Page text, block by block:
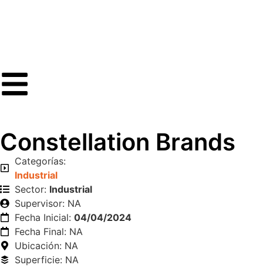
Constellation Brands
Categorías:
Industrial
Sector: Industrial
Supervisor: NA
Fecha Inicial: 04/04/2024
Fecha Final: NA
Ubicación: NA
Superficie: NA